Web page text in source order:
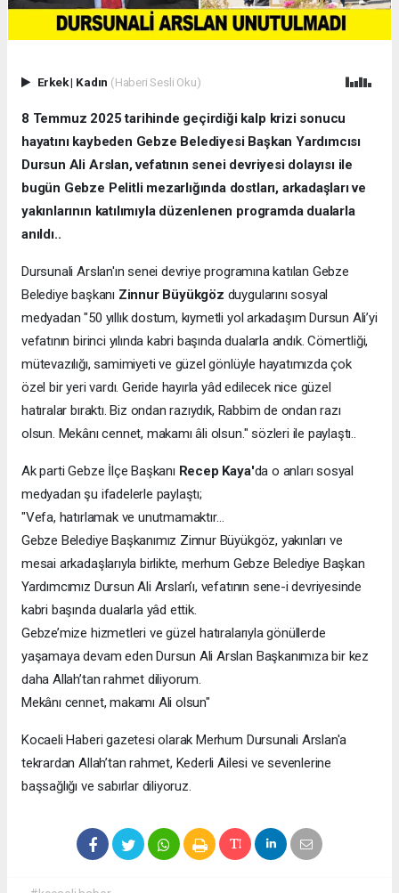
Erkek| Kadın (Haberi Sesli Oku)
8 Temmuz 2025 tarihinde geçirdiği kalp krizi sonucu
hayatını kaybeden Gebze Belediyesi Başkan Yardımcısı
Dursun Ali Arslan, vefatının senei devriyesi dolayısı ile
bugün Gebze Pelitli mezarlığında dostları, arkadaşları ve
yakınlarının katılımıyla düzenlenen programda dualarla
anıldı..
Dursunali Arslan'ın senei devriye programına katılan Gebze
Belediye başkanı Zinnur Büyükgöz duygularını sosyal
medyadan "50 yıllık dostum, kıymetli yol arkadaşım Dursun Ali’yi
vefatının birinci yılında kabri başında dualarla andık. Cömertliği,
mütevazılığı, samimiyeti ve güzel gönlüyle hayatımızda çok
özel bir yeri vardı. Geride hayırla yâd edilecek nice güzel
hatıralar bıraktı. Biz ondan razıydık, Rabbim de ondan razı
olsun. Mekânı cennet, makamı âli olsun." sözleri ile paylaştı..
Ak parti Gebze İlçe Başkanı Recep Kaya'da o anları sosyal
medyadan şu ifadelerle paylaştı;
"Vefa, hatırlamak ve unutmamaktır…
Gebze Belediye Başkanımız Zinnur Büyükgöz, yakınları ve
mesai arkadaşlarıyla birlikte, merhum Gebze Belediye Başkan
Yardımcımız Dursun Ali Arslan’ı, vefatının sene-i devriyesinde
kabri başında dualarla yâd ettik.
Gebze’mize hizmetleri ve güzel hatıralarıyla gönüllerde
yaşamaya devam eden Dursun Ali Arslan Başkanımıza bir kez
daha Allah’tan rahmet diliyorum.
Mekânı cennet, makamı Ali olsun"
Kocaeli Haberi gazetesi olarak Merhum Dursunali Arslan'a
tekrardan Allah’tan rahmet, Kederli Ailesi ve sevenlerine
başsağlığı ve sabırlar diliyoruz.